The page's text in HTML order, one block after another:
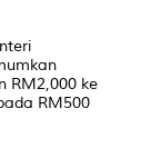
RM2,000 ke
RM500